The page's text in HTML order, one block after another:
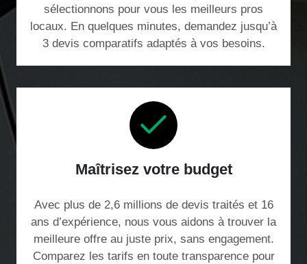
sélectionnons pour vous les meilleurs pros
locaux. En quelques minutes, demandez jusqu’à
3 devis comparatifs adaptés à vos besoins.
Maîtrisez votre budget
Avec plus de 2,6 millions de devis traités et 16
ans d’expérience, nous vous aidons à trouver la
meilleure offre au juste prix, sans engagement.
Comparez les tarifs en toute transparence pour